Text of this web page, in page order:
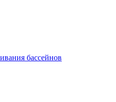
бассейнов